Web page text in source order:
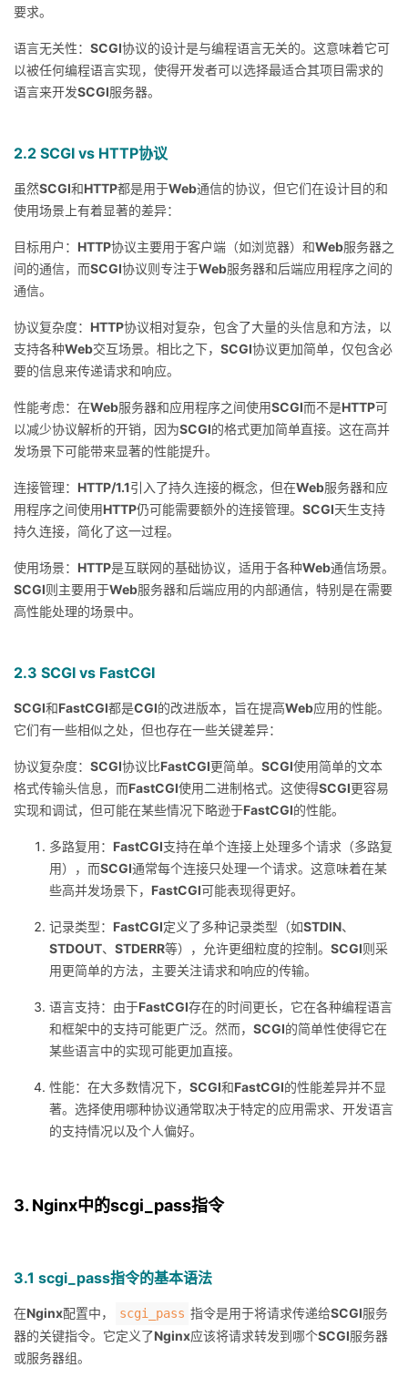
要求。
语言无关性： SCGI协议的设计是与编程语言无关的。这意味着它可
以被任何编程语言实现，使得开发者可以选择最适合其项目需求的
语言来开发SCGI服务器。
2.2 SCGI vs HTTP协议
虽然SCGI和HTTP都是用于Web通信的协议，但它们在设计目的和
使用场景上有着显著的差异：
目标用户： HTTP协议主要用于客户端（如浏览器）和Web服务器之
间的通信，而SCGI协议则专注于Web服务器和后端应用程序之间的
通信。
协议复杂度： HTTP协议相对复杂，包含了大量的头信息和方法，以
支持各种Web交互场景。相比之下， SCGI协议更加简单，仅包含必
要的信息来传递请求和响应。
性能考虑：在Web服务器和应用程序之间使用SCGI而不是HTTP可
以减少协议解析的开销，因为SCGI的格式更加简单直接。这在高并
发场景下可能带来显著的性能提升。
连接管理： HTTP/1.1引入了持久连接的概念，但在Web服务器和应
用程序之间使用HTTP仍可能需要额外的连接管理。 SCGI天生支持
持久连接，简化了这一过程。
使用场景： HTTP是互联网的基础协议，适用于各种Web通信场景。
SCGI则主要用于Web服务器和后端应用的内部通信，特别是在需要
高性能处理的场景中。
2.3 SCGI vs FastCGI
SCGI和FastCGI都是CGI的改进版本，旨在提高Web应用的性能。
它们有一些相似之处，但也存在一些关键差异：
协议复杂度： SCGI协议比FastCGI更简单。 SCGI使用简单的文本
格式传输头信息，而FastCGI使用二进制格式。这使得SCGI更容易
实现和调试，但可能在某些情况下略逊于FastCGI的性能。
多路复用： FastCGI支持在单个连接上处理多个请求（多路复
用），而SCGI通常每个连接只处理一个请求。这意味着在某
些高并发场景下， FastCGI可能表现得更好。
记录类型： FastCGI定义了多种记录类型（如STDIN、
STDOUT、 STDERR等），允许更细粒度的控制。 SCGI则采
用更简单的方法，主要关注请求和响应的传输。
语言支持：由于FastCGI存在的时间更长，它在各种编程语言
和框架中的支持可能更广泛。然而， SCGI的简单性使得它在
某些语言中的实现可能更加直接。
性能：在大多数情况下， SCGI和FastCGI的性能差异并不显
著。选择使用哪种协议通常取决于特定的应用需求、开发语言
的支持情况以及个人偏好。
3. Nginx中的scgi_pass指令
3.1 scgi_pass指令的基本语法
在Nginx配置中， scgi_pass 指令是用于将请求传递给SCGI服务
器的关键指令。它定义了Nginx应该将请求转发到哪个SCGI服务器
或服务器组。